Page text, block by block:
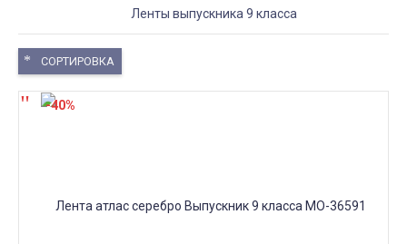
Ленты выпускника 9 класса
СОРТИРОВКА
-40%